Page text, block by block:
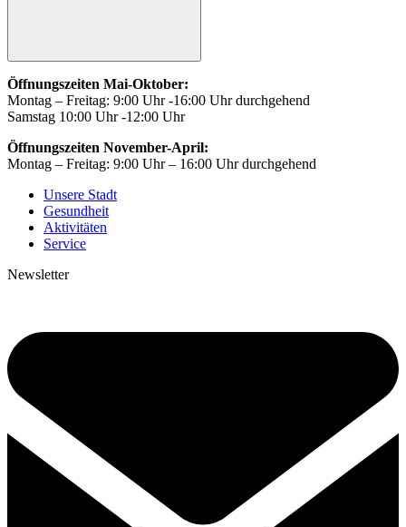
Öffnungszeiten Mai-Oktober:
Montag – Freitag: 9:00 Uhr -16:00 Uhr durchgehend
Samstag 10:00 Uhr -12:00 Uhr
Öffnungszeiten November-April:
Montag – Freitag: 9:00 Uhr – 16:00 Uhr durchgehend
Unsere Stadt
Gesundheit
Aktivitäten
Service
Newsletter